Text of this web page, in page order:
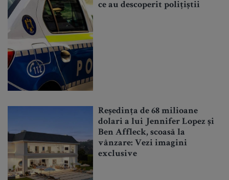
ce au descoperit polițiștii
Reședința de 68 milioane
dolari a lui Jennifer Lopez și
Ben Affleck, scoasă la
vânzare: Vezi imagini
exclusive